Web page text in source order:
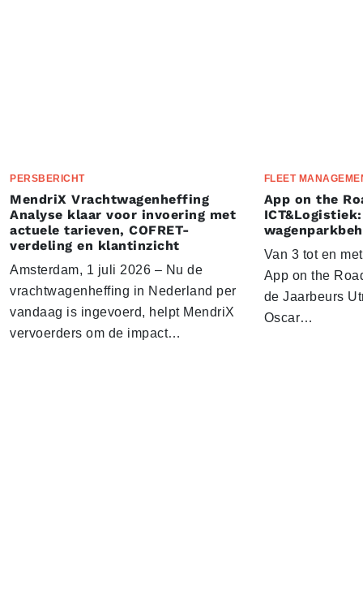
PERSBERICHT
MendriX Vrachtwagenheffing
Analyse klaar voor invoering met
actuele tarieven, COFRET-
verdeling en klantinzicht
Amsterdam, 1 juli 2026 – Nu de
vrachtwagenheffing in Nederland per
vandaag is ingevoerd, helpt MendriX
vervoerders om de impact…
FLEET
App on the
Van 3 tot en
App on the
de Jaarbeurs
Oscar…